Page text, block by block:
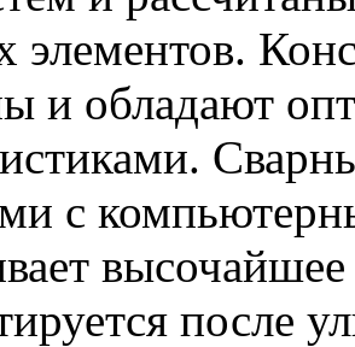
элементов.
и обладают
с
после